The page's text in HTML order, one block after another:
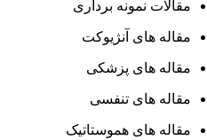
مقالات نمونه برداری
مقاله های آنژیوکت
مقاله های پزشکی
مقاله های تنفسی
مقاله های هموستاتیک